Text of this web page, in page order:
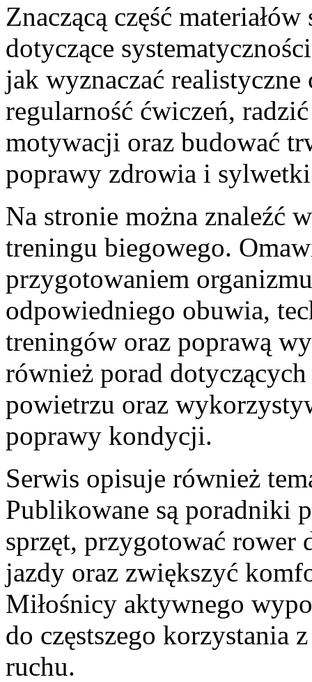
Znaczącą część
dotyczące
jak wyznaczać
regularność ćwiczeń,
motywacji oraz budować
poprawy zdrowia i
Na stronie można znaleźć
treningu biegowego.
przygotowaniem
odpowiedniego obuwia,
treningów oraz poprawą
również porad
powietrzu oraz
poprawy kondycji.
Serwis opisuje również
Publikowane są poradniki
sprzęt, przygotować rower
jazdy oraz zwiększyć
Miłośnicy aktywnego
do częstszego korzystania
ruchu.